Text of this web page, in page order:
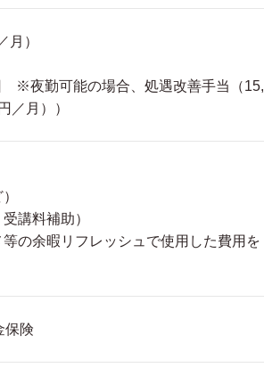
）
※夜勤可能の場合、処遇改善手当（15,
／月））
講料補助）
の余暇リフレッシュで使用した費用を
保険